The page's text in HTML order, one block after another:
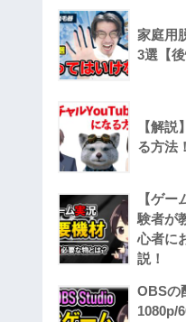
家庭用
3選【
【解
る方法
【ゲ
験者が
心者に
説！
OBSの
1080p/